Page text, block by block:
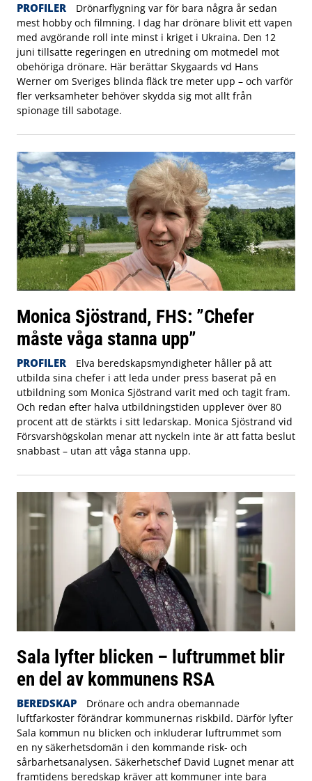
PROFILER
Drönarflygning var för bara några år sedan
mest hobby och filmning. I dag har drönare blivit ett vapen
med avgörande roll inte minst i kriget i Ukraina. Den 12
juni tillsatte regeringen en utredning om motmedel mot
obehöriga drönare. Här berättar Skygaards vd Hans
Werner om Sveriges blinda fläck tre meter upp – och varför
fler verksamheter behöver skydda sig mot allt från
spionage till sabotage.
Monica Sjöstrand, FHS: ”Chefer
måste våga stanna upp”
PROFILER
Elva beredskapsmyndigheter håller på att
utbilda sina chefer i att leda under press baserat på en
utbildning som Monica Sjöstrand varit med och tagit fram.
Och redan efter halva utbildningstiden upplever över 80
procent att de stärkts i sitt ledarskap. Monica Sjöstrand vid
Försvarshögskolan menar att nyckeln inte är att fatta beslut
snabbast – utan att våga stanna upp.
Sala lyfter blicken – luftrummet blir
en del av kommunens RSA
BEREDSKAP
Drönare och andra obemannade
luftfarkoster förändrar kommunernas riskbild. Därför lyfter
Sala kommun nu blicken och inkluderar luftrummet som
en ny säkerhetsdomän i den kommande risk- och
sårbarhetsanalysen. Säkerhetschef David Lugnet menar att
framtidens beredskap kräver att kommuner inte bara